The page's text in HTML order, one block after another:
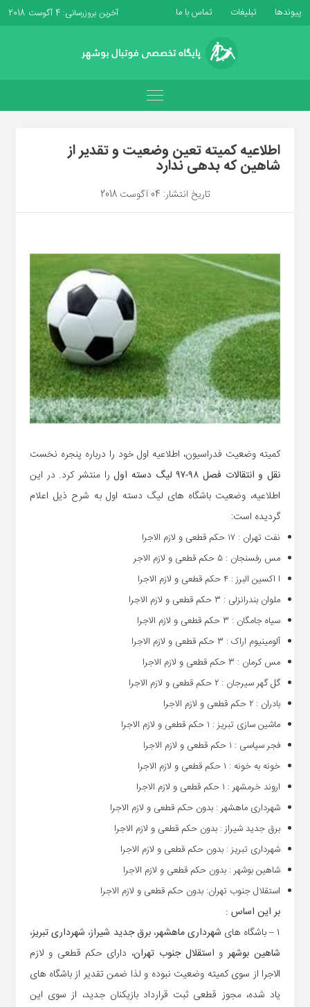
پیوندها تبلیغات تماس با ما آخرین بروزرسانی: 4 آگوست 2018
اطلاعیه کمیته تعین وضعیت و تقدیر از
شاهین که بدهی ندارد
تاریخ انتشار: 04 آگوست 2018
کمیته وضعیت فدراسیون، اطلاعیه اول خود را درباره پنجره نخست
نقل و انتقالات فصل ۹۸-۹۷ لیگ دسته اول
را منتشر کرد. در این
اطلاعیه، وضعیت باشگاه های لیگ دسته اول به شرح ذیل اعلام
گردیده است:
نفت تهران : ۱۷ حکم قطعی و لازم الاجرا
مس رفسنجان : ۵ حکم قطعی و لازم الاجر
ا اکسین البرز : ۴ حکم قطعی و لازم الاجرا
ملوان بندرانزلی : ۳ حکم قطعی و لازم الاجرا
سیاه جامگان : ۳ حکم قطعی و لازم الاجرا
آلومینیوم اراک : ۳ حکم قطعی و لازم الاجرا
مس کرمان : ۳ حکم قطعی و لازم الاجرا
گل گهر سیرجان : ۲ حکم قطعی و لازم الاجرا
بادران : ۲ حکم قطعی و لازم الاجرا
ماشین سازی تبریز : ۱ حکم قطعی و لازم الاجرا
فجر سپاسی : ۱ حکم قطعی و لازم الاجرا
خونه به خونه : ۱ حکم قطعی و لازم الاجرا
اروند خرمشهر : ۱ حکم قطعی و لازم الاجرا
شهرداری ماهشهر : بدون حکم قطعی و لازم الاجرا
برق جدید شیراز : بدون حکم قطعی و لازم الاجرا
شهرداری تبریز : بدون حکم قطعی و لازم الاجرا
شاهین بوشهر : بدون حکم قطعی و لازم الاجرا
استقلال جنوب تهران: بدون حکم قطعی و لازم الاجرا
بر این اساس :
۱ – باشگاه های
شهرداری ماهشهر،برق جدید شیراز، شهرداری تبریز،
شاهین بوشهرواستقلال جنوب تهران، دارای حکم قطعی و لازم
الاجرا از سوی کمیته وضعیت نبوده و لذا ضمن تقدیر از باشگاه های
یاد شده، مجوز قطعی ثبت قرارداد بازیکنان جدید، از سوی این